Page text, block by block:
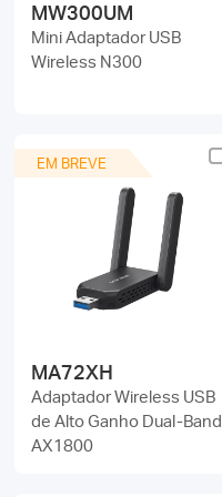
MW300UM
Mini Adaptador USB
Wireless N300
EM BREVE
MA72XH
Adaptador Wireless USB
de Alto Ganho Dual-Band
AX1800